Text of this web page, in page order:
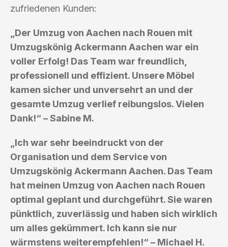
zufriedenen Kunden:
„Der Umzug von Aachen nach Rouen mit
Umzugskönig Ackermann Aachen war ein
voller Erfolg! Das Team war freundlich,
professionell und effizient. Unsere Möbel
kamen sicher und unversehrt an und der
gesamte Umzug verlief reibungslos. Vielen
Dank!“ – Sabine M.
„Ich war sehr beeindruckt von der
Organisation und dem Service von
Umzugskönig Ackermann Aachen. Das Team
hat meinen Umzug von Aachen nach Rouen
optimal geplant und durchgeführt. Sie waren
pünktlich, zuverlässig und haben sich wirklich
um alles gekümmert. Ich kann sie nur
wärmstens weiterempfehlen!“ – Michael H.